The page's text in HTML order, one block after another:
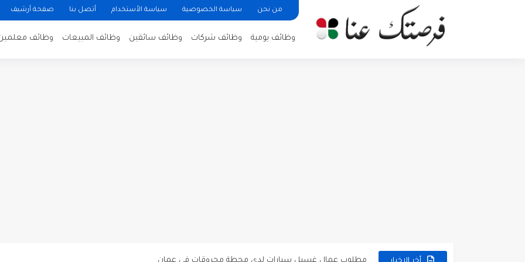
من نحن سياسة الخصوصية سياسة الأستخدام أتصل بنا صفحة أرشيف
وظائف يومية وظائف شركات وظائف سائقين وظائف المبيعات وظائف